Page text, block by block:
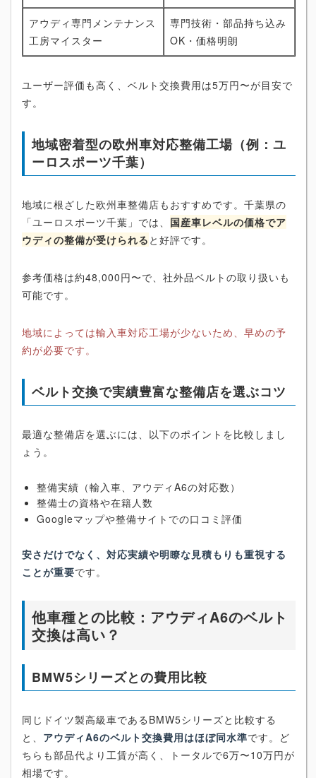
アウディ専門メンテナンス
工房マイスター
専門技術・部品持ち込み
OK・価格明朗
ユーザー評価も高く、ベルト交換費用は5万円〜が目安で
す。
地域密着型の欧州車対応整備工場（例：ユ
ーロスポーツ千葉）
地域に根ざした欧州車整備店もおすすめです。千葉県の
「ユーロスポーツ千葉」では、 国産車レベルの価格でア
ウディの整備が受けられる と好評です。
参考価格は約48,000円〜で、社外品ベルトの取り扱いも
可能です。
地域によっては輸入車対応工場が少ないため、早めの予
約が必要です。
ベルト交換で実績豊富な整備店を選ぶコツ
最適な整備店を選ぶには、以下のポイントを比較しまし
ょう。
整備実績（輸入車、アウディA6の対応数）
整備士の資格や在籍人数
Googleマップや整備サイトでの口コミ評価
安さだけでなく、対応実績や明瞭な見積もりも重視する
ことが重要です。
他車種との比較：アウディA6のベルト
交換は高い？
BMW5シリーズとの費用比較
同じドイツ製高級車であるBMW5シリーズと比較する
と、 アウディA6のベルト交換費用はほぼ同水準です。ど
ちらも部品代より工賃が高く、トータルで6万〜10万円が
相場です。